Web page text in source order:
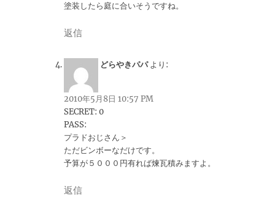
塗装したら庭に合いそうですね。
返信
どらやきパパ より:
2010年5月8日 10:57 PM
SECRET: 0
PASS:
プラドおじさん＞
ただビンボーなだけです。
予算が５０００円有れば煉瓦積みますよ。
返信